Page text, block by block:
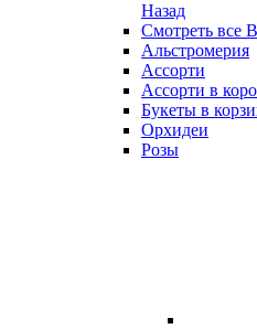
Назад
Смотреть все
Альстромерия
Ассорти
Ассорти в
Букеты в
Орхидеи
Розы